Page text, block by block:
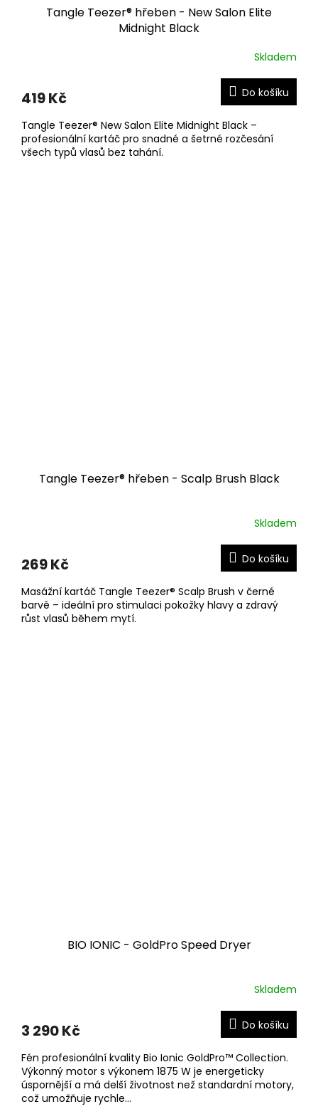
Tangle Teezer® hřeben - New Salon Elite
Midnight Black
Skladem
419 Kč Do košíku
Tangle Teezer® New Salon Elite Midnight Black –
profesionální kartáč pro snadné a šetrné rozčesání
všech typů vlasů bez tahání.
Tangle Teezer® hřeben - Scalp Brush Black
Skladem
269 Kč Do košíku
Masážní kartáč Tangle Teezer® Scalp Brush v černé
barvě – ideální pro stimulaci pokožky hlavy a zdravý
růst vlasů během mytí.
BIO IONIC - GoldPro Speed Dryer
Skladem
3 290 Kč Do košíku
Fén profesionální kvality Bio Ionic GoldPro™ Collection.
Výkonný motor s výkonem 1875 W je energeticky
úspornější a má delší životnost než standardní motory,
což umožňuje rychle...